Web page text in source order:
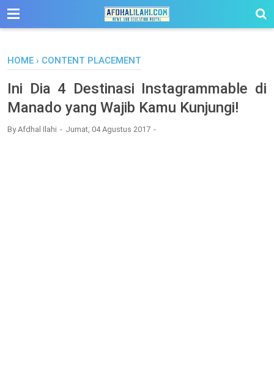
-->
HOME › CONTENT PLACEMENT
Ini Dia 4 Destinasi Instagrammable di
Manado yang Wajib Kamu Kunjungi!
ByAfdhal Ilahi Jumat, 04 Agustus 2017